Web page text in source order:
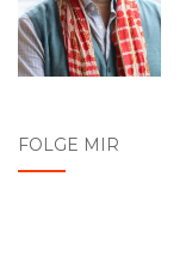
FOLGE MIR